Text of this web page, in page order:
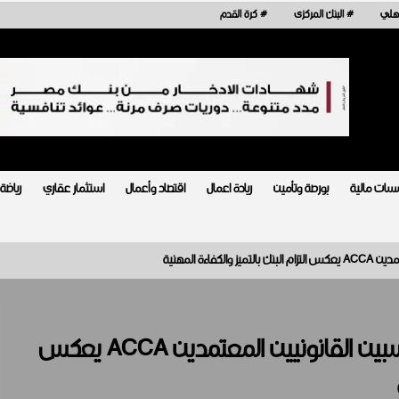
# البنك المركزى # كرة القدم
مالية بورصة وتأمين ريادة اعمال اقتصاد وأعمال استثمار عقاري رياضة
منصة للسياحة الصحية في مصر والشرق الأوسط وأفريقيا..
أغسطس 6, 2026
تجديد إجازة CIB من جمعية المحاسبين القانونيين المعتمدين ACCA يعكس